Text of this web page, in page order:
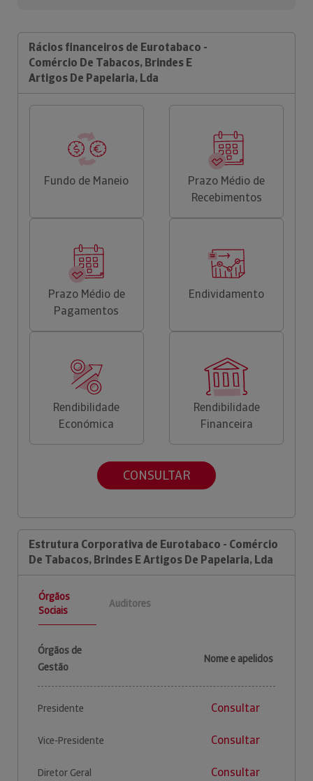
Rácios financeiros de Eurotabaco -
Comércio De Tabacos, Brindes E
Artigos De Papelaria, Lda
Fundo de Maneio
Prazo Médio de
Recebimentos
Prazo Médio de
Pagamentos
Endividamento
Rendibilidade
Económica
Rendibilidade
Financeira
CONSULTAR
Estrutura Corporativa de Eurotabaco - Comércio
De Tabacos, Brindes E Artigos De Papelaria, Lda
Órgãos
Sociais
Auditores
Órgãos de
Gestão
Nome e apelidos
Presidente Consultar
Vice-Presidente Consultar
Diretor Geral Consultar